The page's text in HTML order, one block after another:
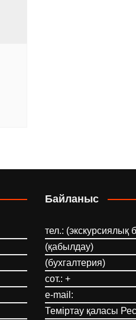
Байланыс
тел.: (экскурсиялық
(қабылдау)
(бухгалтерия)
сот.: +
e-mail:
Теміртау қаласы